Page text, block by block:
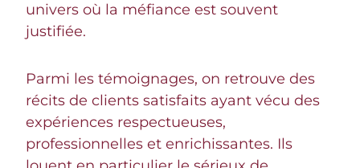
univers où la méfiance est souvent
justifiée.
Parmi les témoignages, on retrouve des
récits de clients satisfaits ayant vécu des
expériences respectueuses,
professionnelles et enrichissantes. Ils